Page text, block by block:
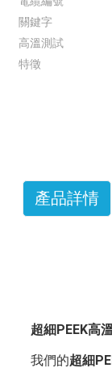
關鍵字
高溫測試
特徵
產品詳情
超細PEEK高
我們的超細